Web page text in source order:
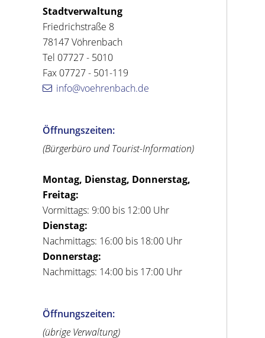
Stadtverwaltung
Friedrichstraße 8
78147 Vöhrenbach
Tel 07727 - 5010
Fax 07727 - 501-119
info@voehrenbach.de
Öffnungszeiten:
(Bürgerbüro und Tourist-Information)
Montag, Dienstag, Donnerstag,
Freitag:
Vormittags: 9:00 bis 12:00 Uhr
Dienstag:
Nachmittags: 16:00 bis 18:00 Uhr
Donnerstag:
Nachmittags: 14:00 bis 17:00 Uhr
Öffnungszeiten:
(übrige Verwaltung)